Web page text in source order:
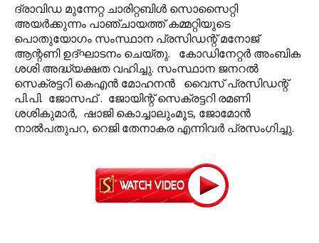
ദ്രാവിഡ മുന്നേറ്റ ചാരിറ്റബിള്‍ സൊസൈറ്റി
അയര്‍ക്കുന്നം പാഞ്ചായത്ത് കമ്മറ്റിയുടെ
പൊതുയോഗം സംസ്ഥാന പ്രസിഡന്റ് മനോജ്
ആന്റണി ഉദ്ഘാടനം ചെയ്തു. കോഡിനേറ്റര്‍ അംബിക
ശശി അദ്ധ്യക്ഷത വഹിച്ചു. സംസ്ഥാന ജനറല്‍
സെക്രട്ടറി കെഎന്‍ മോഹനന്‍ വൈസ് പ്രസിഡന്റ്
പി.പി. ജോസഫ് . ജോയിന്റ് സെക്രട്ടറി രമണി
ശശികുമാര്‍, ഷാജി കൊച്ചാലുംമൂട, ജോമോന്‍
നാല്‍പതുപറ, റെജി തേനാകര എന്നിവര്‍ പ്രസംഗിച്ചു.